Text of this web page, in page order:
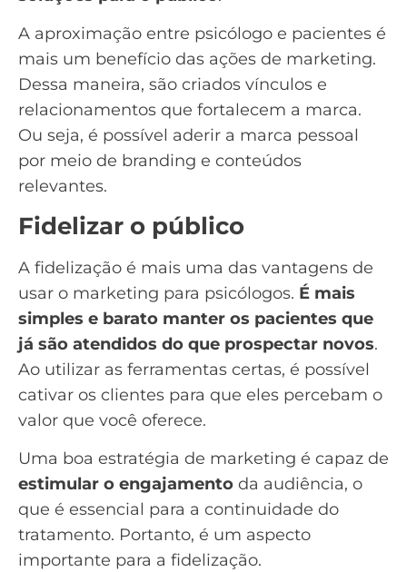
A aproximação entre psicólogo e pacientes é
mais um benefício das ações de marketing.
Dessa maneira, são criados vínculos e
relacionamentos que fortalecem a marca.
Ou seja, é possível aderir a marca pessoal
por meio de branding e conteúdos
relevantes.
Fidelizar o público
A fidelização é mais uma das vantagens de
usar o marketing para psicólogos. É mais
simples e barato manter os pacientes que
já são atendidos do que prospectar novos.
Ao utilizar as ferramentas certas, é possível
cativar os clientes para que eles percebam o
valor que você oferece.
Uma boa estratégia de marketing é capaz de
estimular o engajamento da audiência, o
que é essencial para a continuidade do
tratamento. Portanto, é um aspecto
importante para a fidelização.